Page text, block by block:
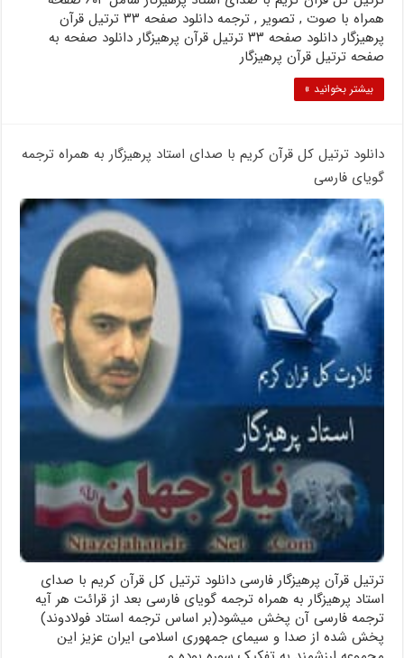
همراه با صوت , تصویر , ترجمه دانلود صفحه ۳۳ ترتیل قرآن
پرهیزگار دانلود صفحه ۳۳ ترتیل قرآن پرهیزگار دانلود صفحه به
صفحه ترتیل قرآن پرهیزگار
بیشتر بخوانید »
دانلود ترتیل کل قرآن کریم با صدای استاد پرهیزگار به همراه ترجمه
گویای فارسی
ترتیل قرآن پرهیزگار فارسی دانلود ترتیل کل قرآن کریم با صدای
استاد پرهیزگار به همراه ترجمه گویای فارسی بعد از قرائت هر آیه
ترجمه فارسی آن پخش میشود(بر اساس ترجمه استاد فولادوند)
پخش شده از صدا و سیمای جمهوری اسلامی ایران عزیز این